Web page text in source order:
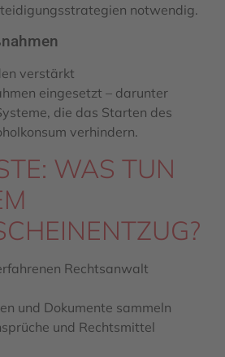
notwendig.
verstärkt
eingesetzt – darunter
die das Starten des
verhindern.
WAS TUN
Rechtsanwalt
und Dokumente sammeln
und Rechtsmittel